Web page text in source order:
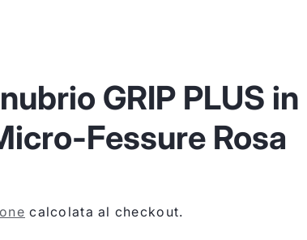
GRIP PLUS in
Fessure Rosa
calcolata al checkout.